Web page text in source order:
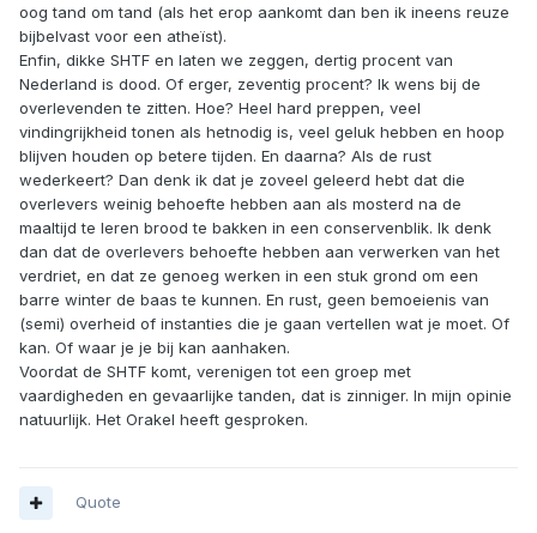
oog tand om tand (als het erop aankomt dan ben ik ineens reuze
bijbelvast voor een atheïst).
Enfin, dikke SHTF en laten we zeggen, dertig procent van
Nederland is dood. Of erger, zeventig procent? Ik wens bij de
overlevenden te zitten. Hoe? Heel hard preppen, veel
vindingrijkheid tonen als hetnodig is, veel geluk hebben en hoop
blijven houden op betere tijden. En daarna? Als de rust
wederkeert? Dan denk ik dat je zoveel geleerd hebt dat die
overlevers weinig behoefte hebben aan als mosterd na de
maaltijd te leren brood te bakken in een conservenblik. Ik denk
dan dat de overlevers behoefte hebben aan verwerken van het
verdriet, en dat ze genoeg werken in een stuk grond om een
barre winter de baas te kunnen. En rust, geen bemoeienis van
(semi) overheid of instanties die je gaan vertellen wat je moet. Of
kan. Of waar je je bij kan aanhaken.
Voordat de SHTF komt, verenigen tot een groep met
vaardigheden en gevaarlijke tanden, dat is zinniger. In mijn opinie
natuurlijk. Het Orakel heeft gesproken.
Quote